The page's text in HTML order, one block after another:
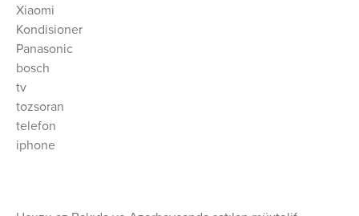
Xiaomi
Kondisioner
Panasonic
bosch
tv
tozsoran
telefon
iphone